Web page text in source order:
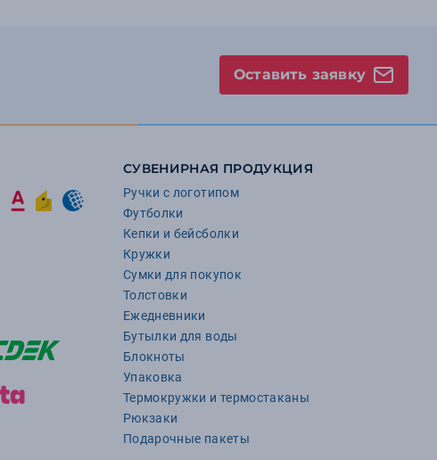
Оставить заявку
СУВЕНИРНАЯ ПРОДУКЦИЯ
Ручки с логотипом
Футболки
Кепки и бейсболки
Кружки
Сумки для покупок
Толстовки
Ежедневники
Бутылки для воды
Блокноты
Упаковка
Термокружки и термостаканы
Рюкзаки
Подарочные пакеты